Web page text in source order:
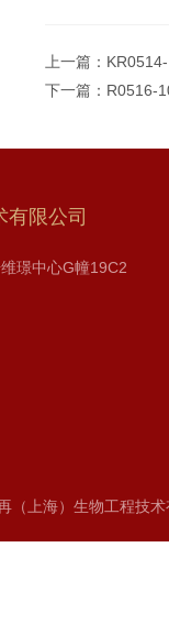
上一篇：
下一篇： R0516-
限公司
璟中心G幢19C2
（上海）生物工程技